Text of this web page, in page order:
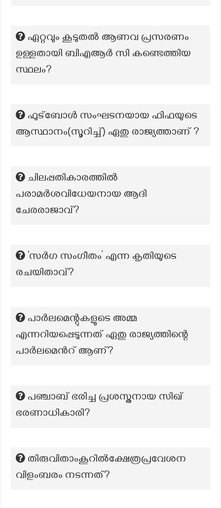
ഏറ്റവും കൂടുതൽ ആണവ പ്രസരണം
ഉള്ളതായി ബിഎആർ സി കണ്ടെത്തിയ
സ്ഥലം?
ഫുട്ബോൾ സംഘടനയായ ഫിഫയുടെ
ആസ്ഥാനം(സൂറിച്ച്‌) ഏതു രാജ്യത്താണ് ?
ചിലപ്പതികാരത്തിൽ
പരാമർശവിധേയനായ ആദി
ചേരരാജാവ്?
‘സർഗ സംഗീതം’ എന്ന കൃതിയുടെ
രചയിതാവ്?
പാർലമെന്റുകളുടെ അമ്മ
എന്നറിയപ്പെടുന്നത് ഏതു രാജ്യത്തിന്റെ
പാർലമെൻറ് ആണ്?
പഞ്ചാബ് ഭരിച്ച പ്രശസ്തനായ സിഖ്
ഭരണാധികാരി?
തിരുവിതാംകൂറില്‍ക്ഷേത്രപ്രവേശന
വിളംബരം നടന്നത്?